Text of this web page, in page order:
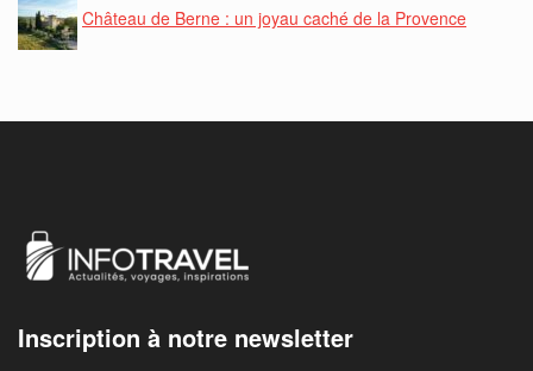
Château de Berne : un joyau caché de la Provence
Inscription à notre newsletter